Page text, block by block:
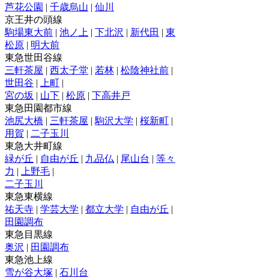
芦花公園 | 千歳烏山 | 仙川
京王井の頭線
駒場東大前 | 池ノ上 | 下北沢 | 新代田 | 東
松原 | 明大前
東急世田谷線
三軒茶屋 | 西太子堂 | 若林 | 松陰神社前 |
世田谷 | 上町 |
宮の坂 | 山下 | 松原 | 下高井戸
東急田園都市線
池尻大橋 | 三軒茶屋 | 駒沢大学 | 桜新町 |
用賀 | 二子玉川
東急大井町線
緑が丘 | 自由が丘 | 九品仏 | 尾山台 | 等々
力 | 上野毛 |
二子玉川
東急東横線
祐天寺 | 学芸大学 | 都立大学 | 自由が丘 |
田園調布
東急目黒線
奥沢 | 田園調布
東急池上線
雪が谷大塚 | 石川台